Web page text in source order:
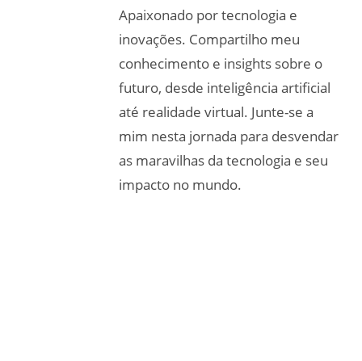
Apaixonado por tecnologia e
inovações. Compartilho meu
conhecimento e insights sobre o
futuro, desde inteligência artificial
até realidade virtual. Junte-se a
mim nesta jornada para desvendar
as maravilhas da tecnologia e seu
impacto no mundo.